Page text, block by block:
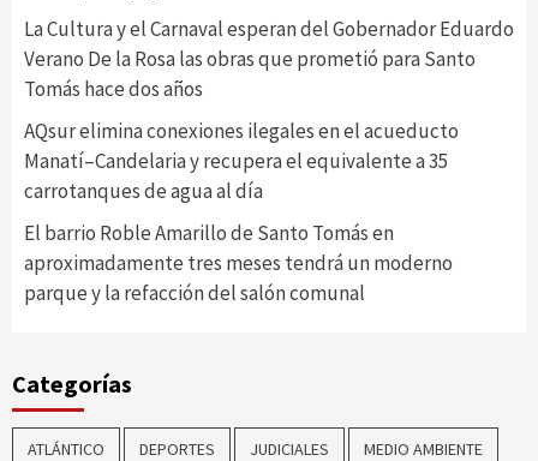
La Cultura y el Carnaval esperan del Gobernador Eduardo
Verano De la Rosa las obras que prometió para Santo
Tomás hace dos años
AQsur elimina conexiones ilegales en el acueducto
Manatí–Candelaria y recupera el equivalente a 35
carrotanques de agua al día
El barrio Roble Amarillo de Santo Tomás en
aproximadamente tres meses tendrá un moderno
parque y la refacción del salón comunal
Categorías
ATLÁNTICO DEPORTES JUDICIALES MEDIO AMBIENTE